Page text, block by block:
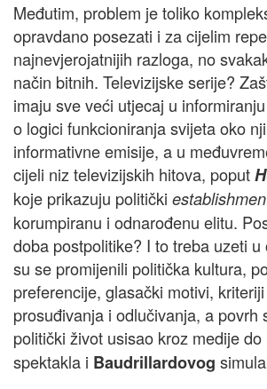
Međutim, problem je toliko
opravdano posezati i za cijelim
najnevjerojatnijih razloga, no
način bitnih. Televizijske serije?
imaju sve veći utjecaj u
o logici funkcioniranja svijeta oko
informativne emisije, a u
cijeli niz televizijskih hitova, poput
koje prikazuju politički
korumpiranu i odnarođenu elitu.
doba postpolitike? I to treba uzeti
su se promijenili politička kultura,
preferencije, glasački motivi,
prosuđivanja i odlučivanja, a povrh
politički život usisao kroz medije do
spektakla i Baudrillardovog